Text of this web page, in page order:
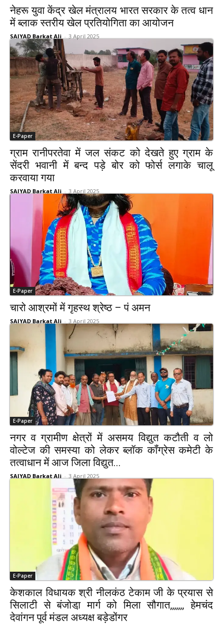
नेहरू युवा केंद्र खेल मंत्रालय भारत सरकार के तत्व धान
में ब्लाक स्तरीय खेल प्रतियोगिता का आयोजन
SAIYAD Barkat Ali - 3 April 2025
E-Paper
ग्राम रानीपरतेवा में जल संकट को देखते हुए ग्राम के
सेंदरी भवानी में बन्द पड़े बोर को फोर्स लगाके चालू
करवाया गया
SAIYAD Barkat Ali - 3 April 2025
E-Paper
चारो आश्रमों में गृहस्थ श्रेष्ठ – पं अमन
SAIYAD Barkat Ali - 3 April 2025
E-Paper
नगर व ग्रामीण क्षेत्रों में असमय विद्युत कटौती व लो
वोल्टेज की समस्या को लेकर ब्लॉक कॉंग्रेस कमेटी के
तत्वाधान में आज जिला विद्युत...
SAIYAD Barkat Ali - 3 April 2025
E-Paper
केशकाल विधायक श्री नीलकंठ टेकाम जी के प्रयास से
सिलाटी से बंजोडा़ मार्ग को मिला सौगात,,,,,,, हेमचंद
देवांगन पूर्व मंडल अध्यक्ष बड़ेडोंगर